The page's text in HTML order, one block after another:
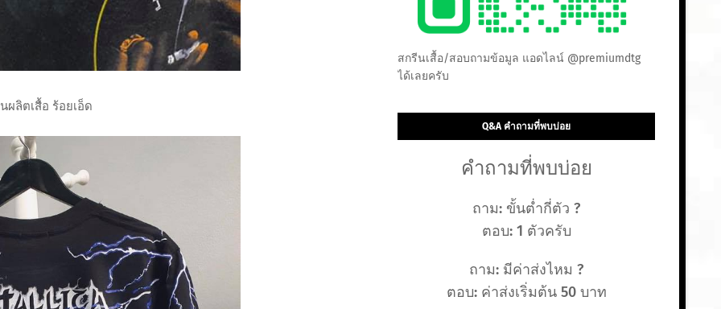
ผลิตเสื้อ ร้อยเอ็ด
สกรีนเสื้อ/สอบถามข้อมูล แอดไลน์ @premiumdtg
ได้เลยครับ
Q&A คำถามที่พบบ่อย
คำถามที่พบบ่อย
ถาม: ขั้นต่ำกี่ตัว ?
ตอบ: 1 ตัวครับ
ถาม: มีค่าส่งไหม ?
ตอบ: ค่าส่งเริ่มต้น 50 บาท